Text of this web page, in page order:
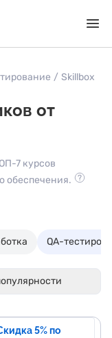
/ Skillbox
от
7 курсов
обеспечения.
QA-
5% по